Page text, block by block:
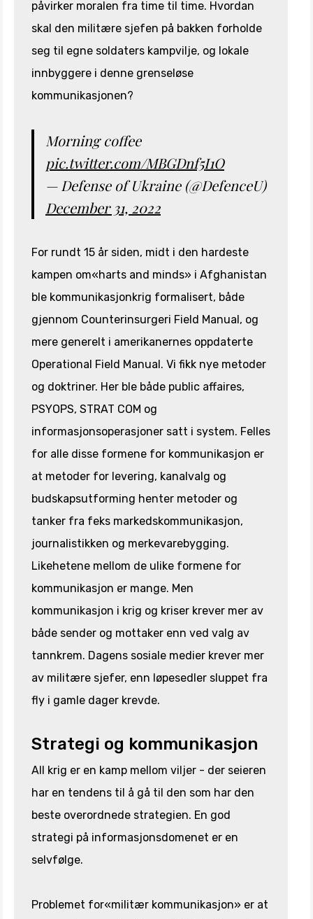
påvirker moralen fra time til time. Hvordan
skal den militære sjefen på bakken forholde
seg til egne soldaters kampvilje, og lokale
innbyggere i denne grenseløse
kommunikasjonen?
Morning coffee
pic.twitter.com/MBGDnf5I1O
— Defense of Ukraine (@DefenceU)
December 31, 2022
For rundt 15 år siden, midt i den hardeste
kampen om«harts and minds» i Afghanistan
ble kommunikasjonkrig formalisert, både
gjennom Counterinsurgeri Field Manual, og
mere generelt i amerikanernes oppdaterte
Operational Field Manual. Vi fikk nye metoder
og doktriner. Her ble både public affaires,
PSYOPS, STRAT COM og
informasjonsoperasjoner satt i system. Felles
for alle disse formene for kommunikasjon er
at metoder for levering, kanalvalg og
budskapsutforming henter metoder og
tanker fra feks markedskommunikasjon,
journalistikken og merkevarebygging.
Likehetene mellom de ulike formene for
kommunikasjon er mange. Men
kommunikasjon i krig og kriser krever mer av
både sender og mottaker enn ved valg av
tannkrem. Dagens sosiale medier krever mer
av militære sjefer, enn løpesedler sluppet fra
fly i gamle dager krevde.
Strategi og kommunikasjon
All krig er en kamp mellom viljer - der seieren
har en tendens til å gå til den som har den
beste overordnede strategien. En god
strategi på informasjonsdomenet er en
selvfølge.
Problemet for«militær kommunikasjon» er at